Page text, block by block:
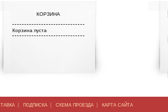
КОРЗИНА
Корзина пуста
| ПОДПИСКА | СХЕМА ПРОЕЗДА | КАРТА САЙТА